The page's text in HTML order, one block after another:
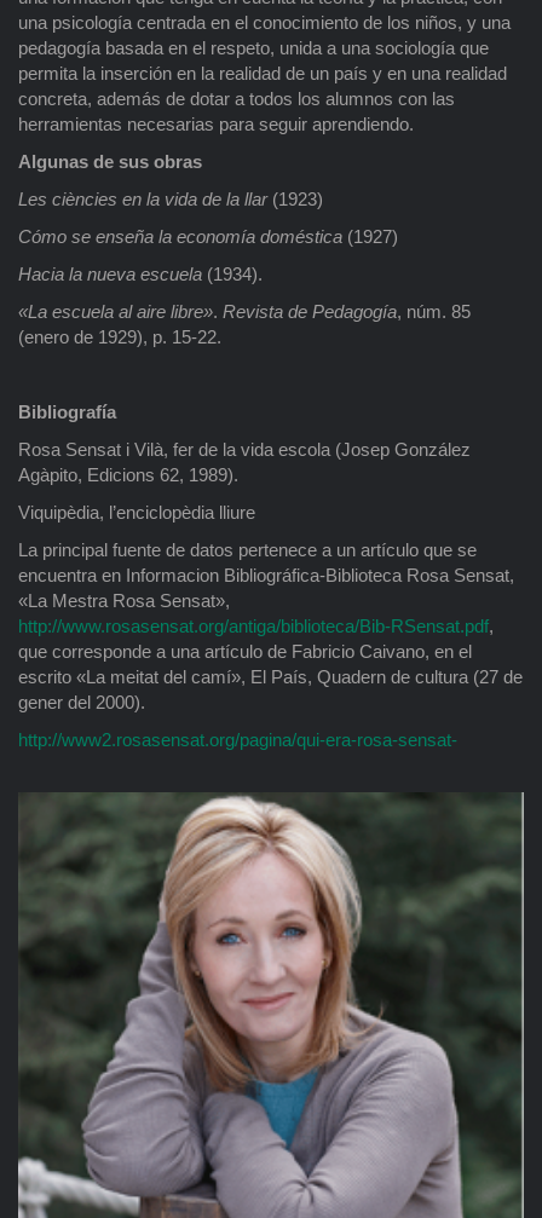
una psicología centrada en el conocimiento de los niños, y una
pedagogía basada en el respeto, unida a una sociología que
permita la inserción en la realidad de un país y en una realidad
concreta, además de dotar a todos los alumnos con las
herramientas necesarias para seguir aprendiendo.
Algunas de sus obras
Les ciències en la vida de la llar(1923)
Cómo se enseña la economía doméstica (1927)
Hacia la nueva escuela (1934).
«La escuela al aire libre». Revista de Pedagogía, núm. 85
(enero de 1929), p. 15-22.
Bibliografía
Rosa Sensat i Vilà, fer de la vida escola (Josep González
Agàpito, Edicions 62, 1989).
Viquipèdia, l’enciclopèdia lliure
La principal fuente de datos pertenece a un artículo que se
encuentra en Informacion Bibliográfica-Biblioteca Rosa Sensat,
«La Mestra Rosa Sensat»,
http://www.rosasensat.org/antiga/biblioteca/Bib-RSensat.pdf,
que corresponde a una artículo de Fabricio Caivano, en el
escrito «La meitat del camí», El País, Quadern de cultura (27 de
gener del 2000).
http://www2.rosasensat.org/pagina/qui-era-rosa-sensat-